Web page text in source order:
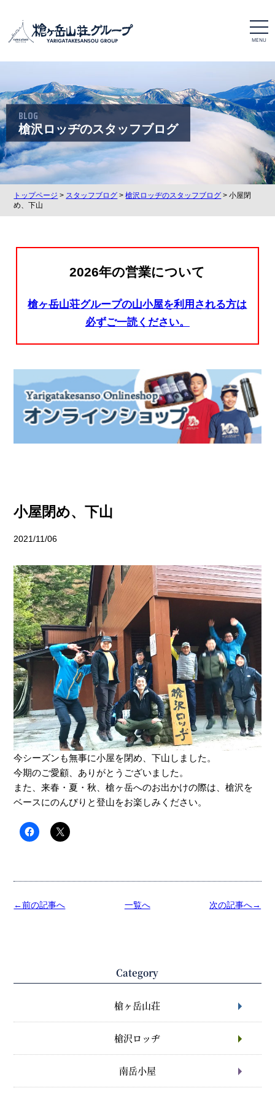
t
o
g
l
n
a
v
g
a
o
n
BLOG
槍沢ロッヂのスタッフブログ
トップページ > スタッフブログ >槍沢ロッヂのスタッフブログ > 小屋閉
め、下山
2026年の営業について
槍ヶ岳山荘グループの山小屋を利用される方は
必ずご一読ください。
小屋閉め、下山
2021/11/06
今シーズンも無事に小屋を閉め、下山しました。
今期のご愛顧、ありがとうございました。
また、来春・夏・秋、槍ヶ岳へのお出かけの際は、槍沢を
ベースにのんびりと登山をお楽しみください。
←前の記事へ 一覧へ 次の記事へ→
Category
槍ヶ岳山荘
槍沢ロッヂ
南岳小屋